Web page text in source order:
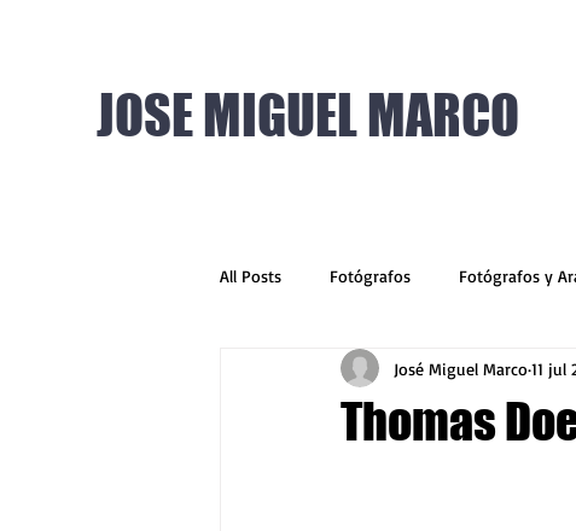
JOSE MIGUEL MARCO
All Posts Fotógrafos Fotógrafos y
Thomas
José Miguel Marco 11 jul